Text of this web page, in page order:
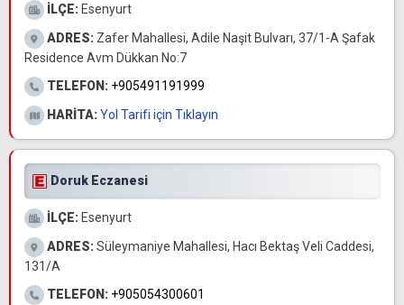
İLÇE: Esenyurt
ADRES: Zafer Mahallesi, Adile Naşit Bulvarı, 37/1-A Şafak
Residence Avm Dükkan No:7
TELEFON: +905491191999
HARİTA:Yol Tarifi için Tıklayın
Doruk Eczanesi
İLÇE: Esenyurt
ADRES:Süleymaniye Mahallesi, Hacı Bektaş Veli Caddesi,
131/A
TELEFON: +905054300601